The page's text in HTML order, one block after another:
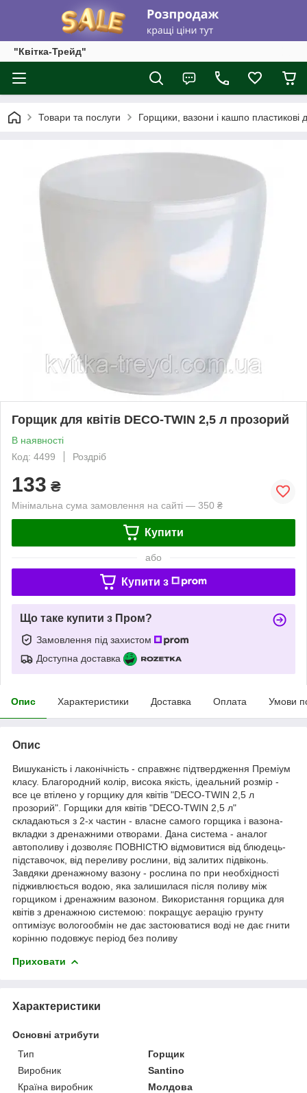
"Квітка-Трейд"
Товари та послуги Горщики, вазони і кашпо пластикові
Горщик для квітів DECO-TWIN 2,5 л прозорий
В наявності
Код: 4499
Роздріб
133 ₴
Мінімальна сума замовлення на сайті — 350 ₴
Купити
або
Купити з
Що таке купити з Пром?
Замовлення під захистом
Доступна доставка
Опис Характеристики Доставка Оплата Умови
Опис
Вишуканість і лаконічність - справжнє підтвердження Преміум
класу. Благородний колір, висока якість, ідеальний розмір -
все це втілено у горщику для квітів "DECO-TWIN 2,5 л
прозорий". Горщики для квітів "DECO-TWIN 2,5 л"
складаються з 2-х частин - власне самого горщика і вазона-
вкладки з дренажними отворами. Дана система - аналог
автополиву і дозволяє ПОВНІСТЮ відмовитися від блюдець-
підставочок, від переливу рослини, від залитих підвіконь.
Завдяки дренажному вазону - рослина по при необхідності
підживлюється водою, яка залишилася після поливу між
горщиком і дренажним вазоном. Використання горщика для
квітів з дренажною системою: покращує аерацію грунту
оптимізує вологообмін не дає застоюватися воді не дає гнити
корінню подовжує період без поливу
Приховати
Характеристики
Основні атрибути
Тип
Горщик
Виробник
Santino
Країна виробник
Молдова